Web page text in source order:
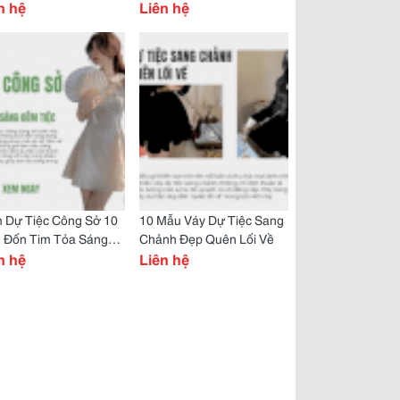
Động
hệ
Dịp
Liên hệ
Dự Tiệc Công Sở 10
Đốn Tim Tỏa Sáng
Tiệc
hệ
10 Mẫu Váy Dự Tiệc Sang
Chảnh Đẹp Quên Lối Về
Liên hệ